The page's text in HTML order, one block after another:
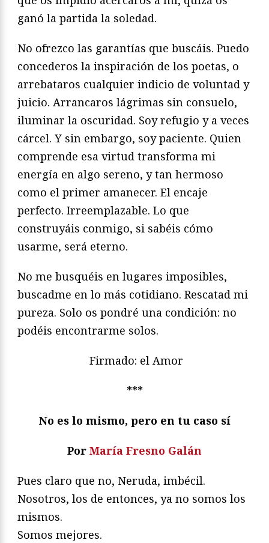
ganó la partida la soledad.
No ofrezco las garantías que buscáis. Puedo
concederos la inspiración de los poetas, o
arrebataros cualquier indicio de voluntad y
juicio. Arrancaros lágrimas sin consuelo,
iluminar la oscuridad. Soy refugio y a veces
cárcel. Y sin embargo, soy paciente. Quien
comprende esa virtud transforma mi
energía en algo sereno, y tan hermoso
como el primer amanecer. El encaje
perfecto. Irreemplazable. Lo que
construyáis conmigo, si sabéis cómo
usarme, será eterno.
No me busquéis en lugares imposibles,
buscadme en lo más cotidiano. Rescatad mi
pureza. Solo os pondré una condición: no
podéis encontrarme solos.
Firmado: el Amor
***
No es lo mismo, pero en tu caso sí
Por María Fresno Galán
Pues claro que no, Neruda, imbécil.
Nosotros, los de entonces, ya no somos los
mismos.
Somos mejores.